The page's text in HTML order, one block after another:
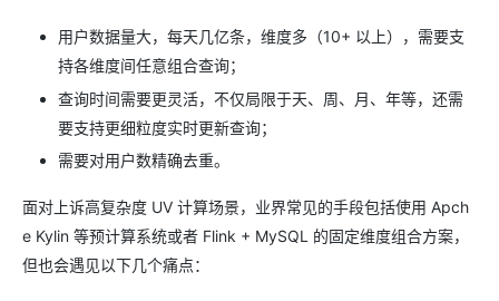
用户数据量大，每天几亿条，维度多（10+ 以上），需要支
持各维度间任意组合查询；
查询时间需要更灵活，不仅局限于天、周、月、年等，还需
要支持更细粒度实时更新查询；
需要对用户数精确去重。
面对上诉高复杂度 UV 计算场景，业界常见的手段包括使用 Apch
e Kylin 等预计算系统或者 Flink + MySQL 的固定维度组合方案，
但也会遇见以下几个痛点：